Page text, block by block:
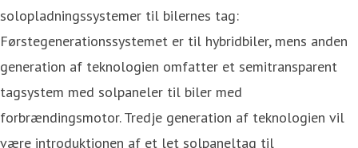
solopladningssystemer til bilernes tag:
Førstegenerationssystemet er til hybridbiler, mens anden
generation af teknologien omfatter et semitransparent
tagsystem med solpaneler til biler med
forbrændingsmotor. Tredje generation af teknologien vil
være introduktionen af et let solpaneltag til